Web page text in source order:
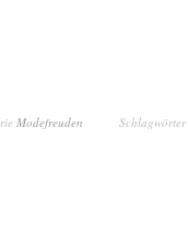
Modefreuden Schlagwörter